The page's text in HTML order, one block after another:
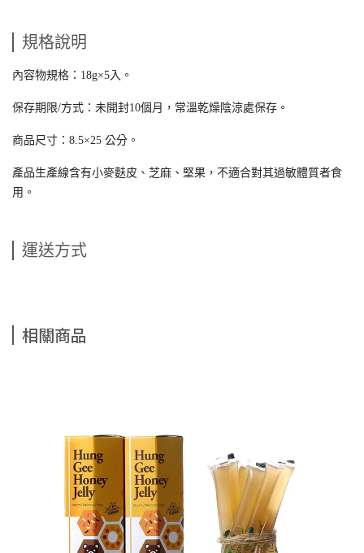
規格說明
內容物規格：18g×5入。
保存期限/方式：未開封10個月，常溫乾燥陰涼處保存。
商品尺寸：8.5×25 公分。
產品生產線含有小麥麩皮、芝麻、堅果，不適合對其過敏體質者食
用。
運送方式
相關商品